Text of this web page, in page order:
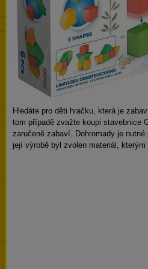
Hledáte pro děti hračku, která je
tom případě zvažte koupi stavebnice
zaručeně zabaví. Dohromady je
její výrobě byl zvolen materiál,